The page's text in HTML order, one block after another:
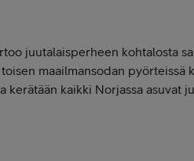
juutalaisperheen kohtalosta
maailmansodan pyörteissä
kerätään kaikki Norjassa asuvat